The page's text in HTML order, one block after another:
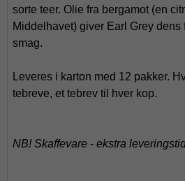
sorte teer. Olie fra bergamot (en
Middelhavet) giver Earl Grey dens
smag.
Leveres i karton med 12 pakker.
tebreve, et tebrev til hver kop.
NB! Skaffevare - ekstra